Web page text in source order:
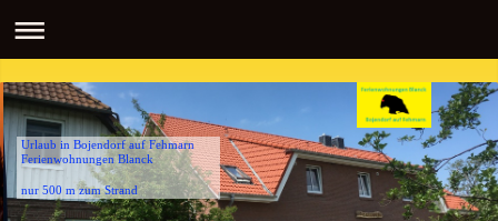
Urlaub in Bojendorf auf Fehmarn
Ferienwohnungen Blanck
nur 500 m zum Strand